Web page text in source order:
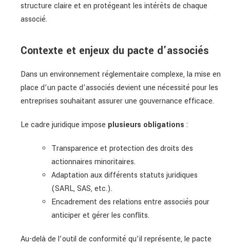
structure claire et en protégeant les intérêts de chaque
associé.
Contexte et enjeux du pacte d’associés
Dans un environnement réglementaire complexe, la mise en
place d’un pacte d’associés devient une nécessité pour les
entreprises souhaitant assurer une gouvernance efficace.
Le cadre juridique impose plusieurs obligations :
Transparence et protection des droits des
actionnaires minoritaires.
Adaptation aux différents statuts juridiques
(SARL, SAS, etc.).
Encadrement des relations entre associés pour
anticiper et gérer les conflits.
Au-delà de l’outil de conformité qu’il représente, le pacte